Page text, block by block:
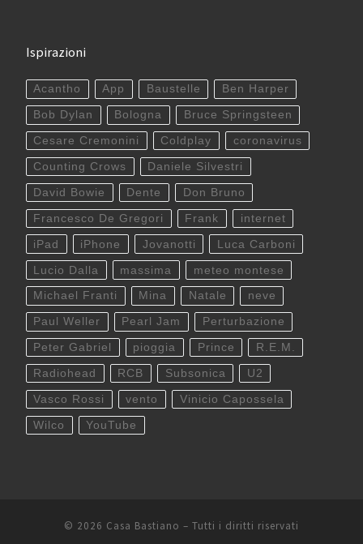
Ispirazioni
Acantho App Baustelle Ben Harper
Bob Dylan Bologna Bruce Springsteen
Cesare Cremonini Coldplay coronavirus
Counting Crows Daniele Silvestri
David Bowie Dente Don Bruno
Francesco De Gregori Frank internet
iPad iPhone Jovanotti Luca Carboni
Lucio Dalla massima meteo montese
Michael Franti Mina Natale neve
Paul Weller Pearl Jam Perturbazione
Peter Gabriel pioggia Prince R.E.M.
Radiohead RCB Subsonica U2
Vasco Rossi vento Vinicio Capossela
Wilco YouTube
© 2026 Casa Bastiano – Tutti i diritti riservati